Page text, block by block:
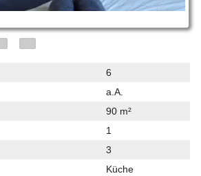
6
a.A.
90 m²
1
3
Küche